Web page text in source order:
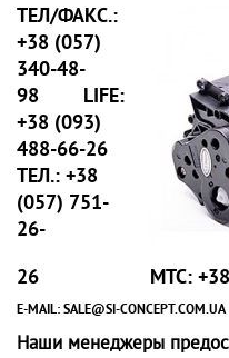
ТЕЛ/ФАКС.:
+38 (057)
340-48-
98 LIFE:
+38 (093)
488-66-26
ТЕЛ.: +38
(057) 751-
26-
26 МТС: +38
E-MAIL: SALE@SI-CONCEPT.COM.UA
Наши менеджеры